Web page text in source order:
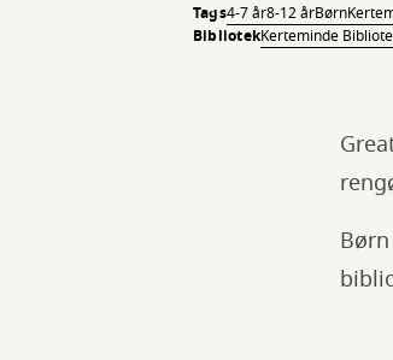
Tags4-7 år8-12 årBørn
BibliotekKerteminde